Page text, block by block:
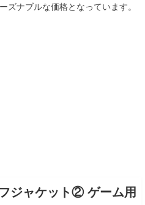
ズナブルな価格となっています。
ジャケット② ゲーム用